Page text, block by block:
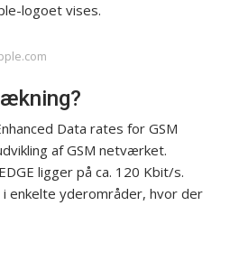
logoet vises.
Data rates for GSM
af GSM netværket.
ligger på ca. 120 Kbit/s.
enkelte yderområder, hvor der